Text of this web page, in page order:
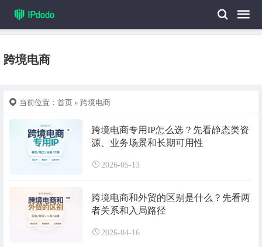
跨境电商
当前位置： 首页 » 跨境电商
跨境电商专用IP怎么选？先看静态类资
源、业务场景和长期可用性
2026-05-13
跨境电商和外贸的区别是什么？先看两
者关系和入局路径
2026-04-16